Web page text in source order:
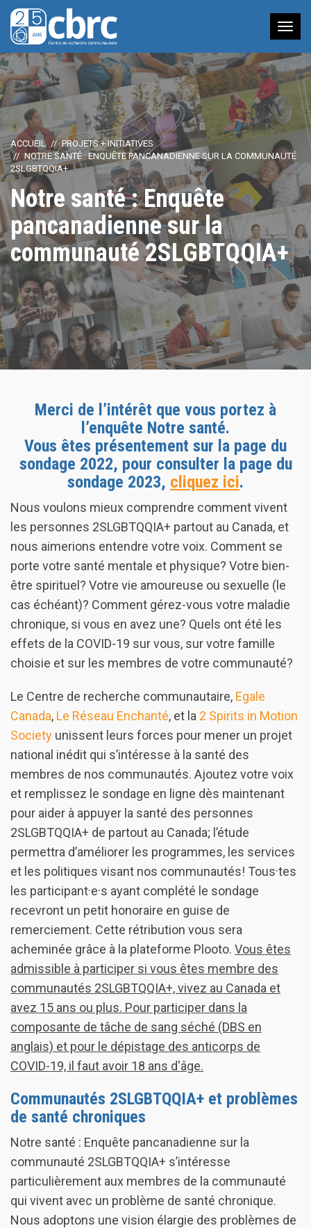
à
ACCUEIL
PROJETS + INITIATIVES
NOTRE SANTÉ : ENQUÊTE PANCANADIENNE SUR LA COMMUNAUTÉ
2SLGBTQQIA+
Notre santé : Enquête
pancanadienne sur la
communauté 2SLGBTQQIA+
Merci de l’intérêt que vous portez à
l’enquête Notre santé.
Vous êtes présentement sur la page du
sondage 2022, pour consulter la page du
sondage 2023, cliquez ici.
Nous voulons mieux comprendre comment vivent
les personnes 2SLGBTQQIA+ partout au Canada, et
nous aimerions entendre votre voix. Comment se
porte votre santé mentale et physique? Votre bien-
être spirituel? Votre vie amoureuse ou sexuelle (le
cas échéant)? Comment gérez-vous votre maladie
chronique, si vous en avez une? Quels ont été les
effets de la COVID-19 sur vous, sur votre famille
choisie et sur les membres de votre communauté?
Le Centre de recherche communautaire, Egale
Canada, Le Réseau Enchanté, et la 2 Spirits in Motion
Society unissent leurs forces pour mener un projet
national inédit qui s’intéresse à la santé des
membres de nos communautés. Ajoutez votre voix
et remplissez le sondage en ligne dès maintenant
pour aider à appuyer la santé des personnes
2SLGBTQQIA+ de partout au Canada; l’étude
permettra d’améliorer les programmes, les services
et les politiques visant nos communautés! Tous·tes
les participant·e·s ayant complété le sondage
recevront un petit honoraire en guise de
remerciement. Cette rétribution vous sera
acheminée grâce à la plateforme Plooto. Vous êtes
admissible à participer si vous êtes membre des
communautés 2SLGBTQQIA+, vivez au Canada et
avez 15 ans ou plus. Pour participer dans la
composante de tâche de sang séché (DBS en
anglais) et pour le dépistage des anticorps de
COVID-19, il faut avoir 18 ans d'âge.
Communautés 2SLGBTQQIA+ et problèmes
de santé chroniques
Notre santé : Enquête pancanadienne sur la
communauté 2SLGBTQQIA+ s’intéresse
particulièrement aux membres de la communauté
qui vivent avec un problème de santé chronique.
Nous adoptons une vision élargie des problèmes de